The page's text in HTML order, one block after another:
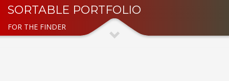
SORTABLE PORTFOLIO
FOR THE FINDER